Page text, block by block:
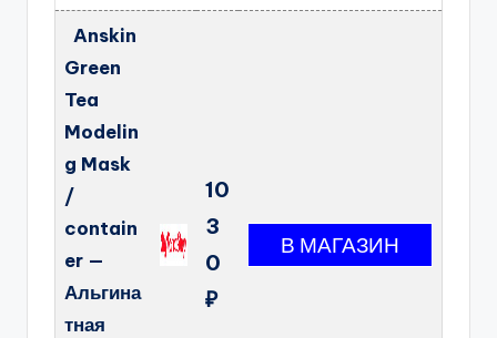
Anskin
Green
Tea
Modelin
g Mask
/
contain
er —
Альгина
тная
10
3
0
₽